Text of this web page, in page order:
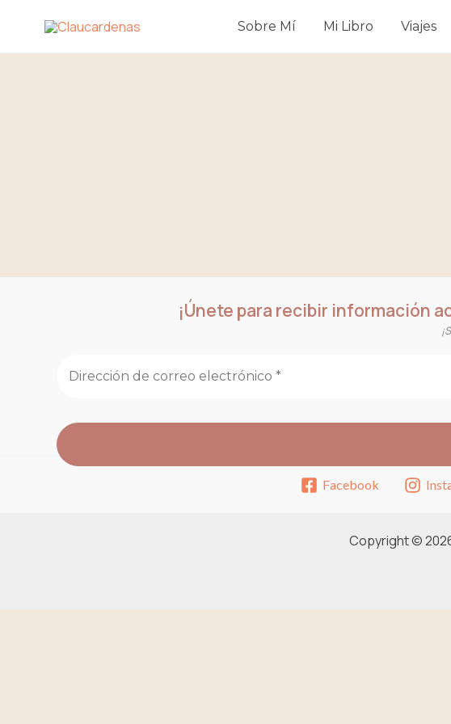
contenido
Sobre Mí Mi Libro Viajes
¡Únete para recibir información
Facebook
Copyright ©